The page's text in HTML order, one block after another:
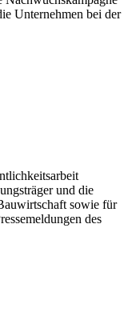
Unternehmen bei der
und die
sowie für
des